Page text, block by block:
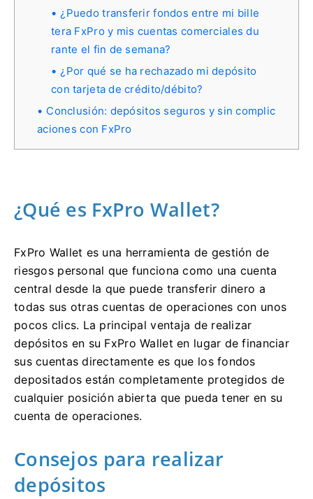
¿Puedo transferir fondos entre mi bille
tera FxPro y mis cuentas comerciales du
rante el fin de semana?
¿Por qué se ha rechazado mi depósito
con tarjeta de crédito/débito?
Conclusión: depósitos seguros y sin complic
aciones con FxPro
¿Qué es FxPro Wallet?
FxPro Wallet es una herramienta de gestión de
riesgos personal que funciona como una cuenta
central desde la que puede transferir dinero a
todas sus otras cuentas de operaciones con unos
pocos clics. La principal ventaja de realizar
depósitos en su FxPro Wallet en lugar de financiar
sus cuentas directamente es que los fondos
depositados están completamente protegidos de
cualquier posición abierta que pueda tener en su
cuenta de operaciones.
Consejos para realizar
depósitos